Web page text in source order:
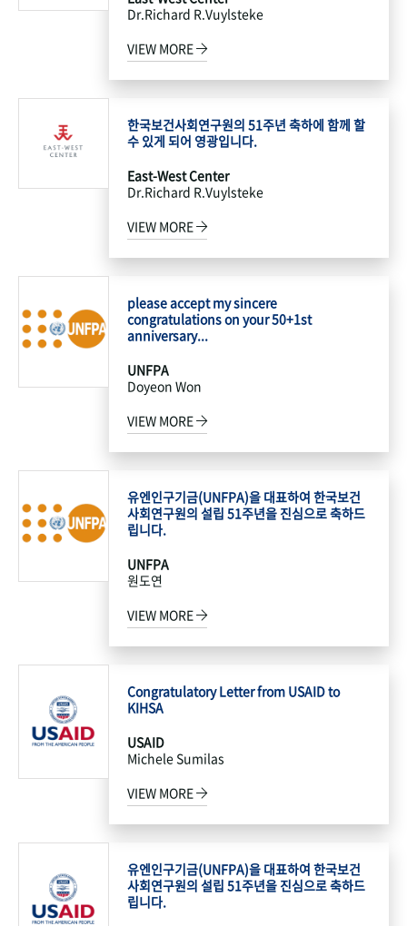
Dr.Richard R.Vuylsteke
VIEW MORE
한국보건사회연구원의 51주년 축하에 함께 할
수 있게 되어 영광입니다.
East-West Center
Dr.Richard R.Vuylsteke
VIEW MORE
please accept my sincere
congratulations on your 50+1st
anniversary...
UNFPA
Doyeon Won
VIEW MORE
유엔인구기금(UNFPA)을 대표하여 한국보건
사회연구원의 설립 51주년을 진심으로 축하드
립니다.
UNFPA
원도연
VIEW MORE
Congratulatory Letter from USAID to
KIHSA
USAID
Michele Sumilas
VIEW MORE
유엔인구기금(UNFPA)을 대표하여 한국보건
사회연구원의 설립 51주년을 진심으로 축하드
립니다.